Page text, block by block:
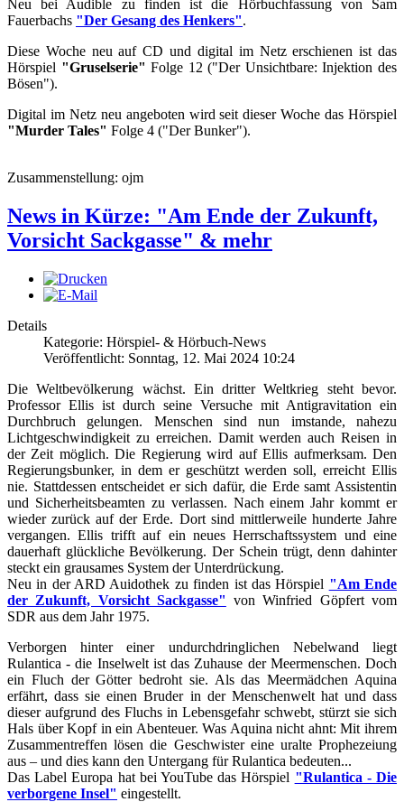
Neu bei Audible zu finden ist die Hörbuchfassung von Sam
Fauerbachs "Der Gesang des Henkers".
Diese Woche neu auf CD und digital im Netz erschienen ist das
Hörspiel "Gruselserie" Folge 12 ("Der Unsichtbare: Injektion des
Bösen").
Digital im Netz neu angeboten wird seit dieser Woche das Hörspiel
"Murder Tales" Folge 4 ("Der Bunker").
Zusammenstellung: ojm
News in Kürze: "Am Ende der Zukunft,
Vorsicht Sackgasse" & mehr
Details
Kategorie: Hörspiel- & Hörbuch-News
Veröffentlicht: Sonntag, 12. Mai 2024 10:24
Die Weltbevölkerung wächst. Ein dritter Weltkrieg steht bevor.
Professor Ellis ist durch seine Versuche mit Antigravitation ein
Durchbruch gelungen. Menschen sind nun imstande, nahezu
Lichtgeschwindigkeit zu erreichen. Damit werden auch Reisen in
der Zeit möglich. Die Regierung wird auf Ellis aufmerksam. Den
Regierungsbunker, in dem er geschützt werden soll, erreicht Ellis
nie. Stattdessen entscheidet er sich dafür, die Erde samt Assistentin
und Sicherheitsbeamten zu verlassen. Nach einem Jahr kommt er
wieder zurück auf der Erde. Dort sind mittlerweile hunderte Jahre
vergangen. Ellis trifft auf ein neues Herrschaftssystem und eine
dauerhaft glückliche Bevölkerung. Der Schein trügt, denn dahinter
steckt ein grausames System der Unterdrückung.
Neu in der ARD Auidothek zu finden ist das Hörspiel "Am Ende
der Zukunft, Vorsicht Sackgasse" von Winfried Göpfert vom
SDR aus dem Jahr 1975.
Verborgen hinter einer undurchdringlichen Nebelwand liegt
Rulantica - die Inselwelt ist das Zuhause der Meermenschen. Doch
ein Fluch der Götter bedroht sie. Als das Meermädchen Aquina
erfährt, dass sie einen Bruder in der Menschenwelt hat und dass
dieser aufgrund des Fluchs in Lebensgefahr schwebt, stürzt sie sich
Hals über Kopf in ein Abenteuer. Was Aquina nicht ahnt: Mit ihrem
Zusammentreffen lösen die Geschwister eine uralte Prophezeiung
aus – und dies kann den Untergang für Rulantica bedeuten...
Das Label Europa hat bei YouTube das Hörspiel "Rulantica - Die
verborgene Insel" eingestellt.